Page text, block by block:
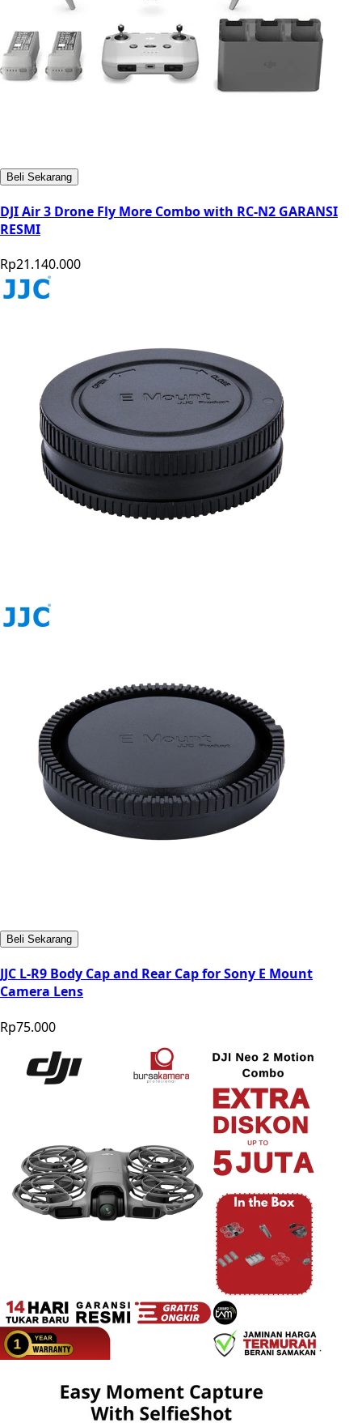
Beli Sekarang
DJI Air 3 Drone Fly More Combo with RC-N2 GARANSI
RESMI
Rp21.140.000
Beli Sekarang
JJC L-R9 Body Cap and Rear Cap for Sony E Mount
Camera Lens
Rp75.000